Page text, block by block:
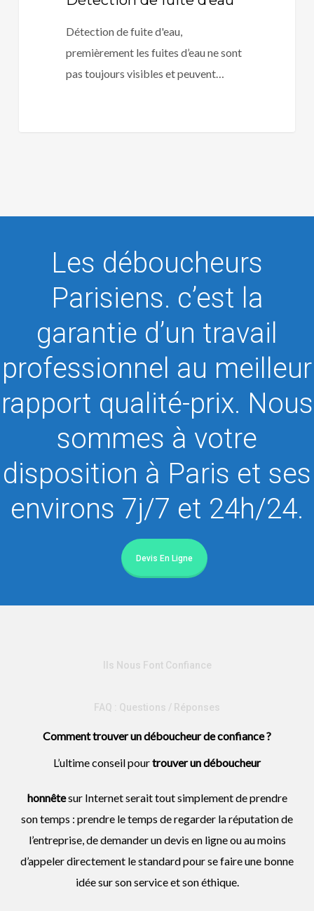
Détection de fuite d'eau,
premièrement les fuites d’eau ne sont
pas toujours visibles et peuvent…
Les déboucheurs
Parisiens. c’est la
garantie d’un travail
professionnel au meilleur
rapport qualité-prix. Nous
sommes à votre
disposition à Paris et ses
environs 7j/7 et 24h/24.
Devis En Ligne
Ils Nous Font Confiance
FAQ : Questions / Réponses
Comment trouver un déboucheur de confiance ?
L’ultime conseil pourtrouver undéboucheur
honnêtesur Internet serait tout simplement de prendre
son temps : prendre le temps de regarder la réputation de
l’entreprise, de demander un devis en ligne ou au moins
d’appeler directement le standard pour se faire une bonne
idée sur son service et son éthique.